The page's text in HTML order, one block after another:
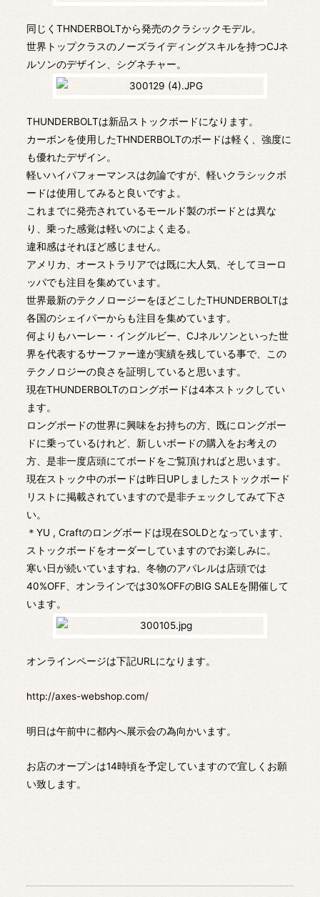
同じくTHNDERBOLTから発売のクラシックモデル。
世界トップクラスのノーズライディングスキルを持つCJネ
ルソンのデザイン、シグネチャー。
THUNDERBOLTは新品ストックボードになります。
カーボンを使用したTHNDERBOLTのボードは軽く、強度に
も優れたデザイン。
軽いハイパフォーマンスは勿論ですが、軽いクラシックボ
ードは使用してみると良いですよ。
これまでに発売されているモールド製のボードとは異な
り、乗った感覚は軽いのによく走る。
違和感はそれほど感じません。
アメリカ、オーストラリアでは既に大人気、そしてヨーロ
ッパでも注目を集めています。
世界最新のテクノロージーをほどこしたTHUNDERBOLTは
各国のシェイパーからも注目を集めています。
何よりもハーレー・イングルビー、CJネルソンといった世
界を代表するサーファー達が実績を残している事で、この
テクノロジーの良さを証明していると思います。
現在THUNDERBOLTのロングボードは4本ストックしてい
ます。
ロングボードの世界に興味をお持ちの方、既にロングボー
ドに乗っているけれど、新しいボードの購入をお考えの
方、是非一度店頭にてボードをご覧頂ければと思います。
現在ストック中のボードは昨日UPしましたストックボード
リストに掲載されていますので是非チェックしてみて下さ
い。
＊YU , Craftのロングボードは現在SOLDとなっています、
ストックボードをオーダーしていますのでお楽しみに。
寒い日が続いていますね、冬物のアパレルは店頭では
40%OFF、オンラインでは30%OFFのBIG SALEを開催して
います。
オンラインページは下記URLになります。
http://axes-webshop.com/
明日は午前中に都内へ展示会の為向かいます。
お店のオープンは14時頃を予定していますので宜しくお願
い致します。